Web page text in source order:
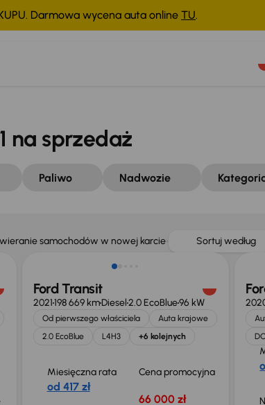
Darmowa wycena auta online TU.
na sprzedaż
Paliwo Nadwozie
samochodów w nowej karcie Sortuj według
Możliwość odliczenia VAT
Ford Transit
2021198 669 kmDiesel2.0 EcoBlue96 kW
Od pierwszego właściciela
Auta krajowe
2.0 EcoBlue
L4H3 +6 kolejnych
Miesięczna rata
od 417 zł
Cena promocyjna
66 000 zł